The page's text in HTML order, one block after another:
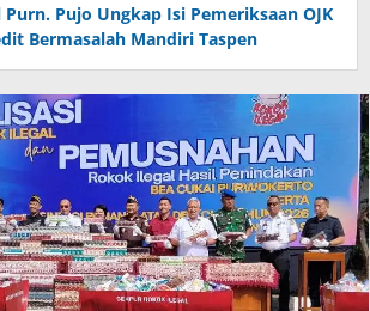
Pujo Ungkap Isi Pemeriksaan OJK
Bermasalah Mandiri Taspen